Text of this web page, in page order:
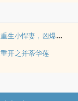
重生小悍妻，凶爆了！
重开之并蒂华莲